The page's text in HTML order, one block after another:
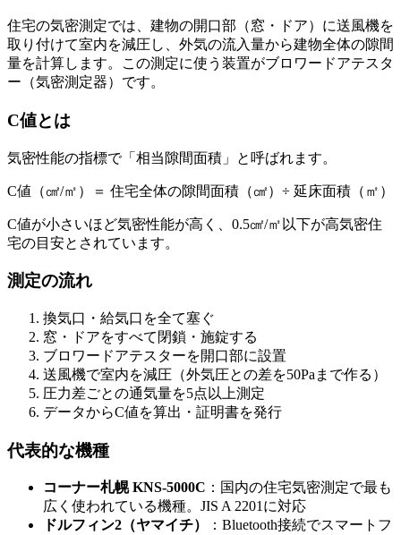
住宅の気密測定では、建物の開口部（窓・ドア）に送風機を
取り付けて室内を減圧し、外気の流入量から建物全体の隙間
量を計算します。この測定に使う装置がブロワードアテスタ
ー（気密測定器）です。
C値とは
気密性能の指標で「相当隙間面積」と呼ばれます。
C値（㎠/㎡）＝ 住宅全体の隙間面積（㎠）÷ 延床面積（㎡）
C値が小さいほど気密性能が高く、0.5㎠/㎡以下が高気密住
宅の目安とされています。
測定の流れ
換気口・給気口を全て塞ぐ
窓・ドアをすべて閉鎖・施錠する
ブロワードアテスターを開口部に設置
送風機で室内を減圧（外気圧との差を50Paまで作る）
圧力差ごとの通気量を5点以上測定
データからC値を算出・証明書を発行
代表的な機種
コーナー札幌 KNS-5000C ：国内の住宅気密測定で最も
広く使われている機種。JIS A 2201に対応
ドルフィン2（ヤマイチ）
：Bluetooth接続でスマートフ